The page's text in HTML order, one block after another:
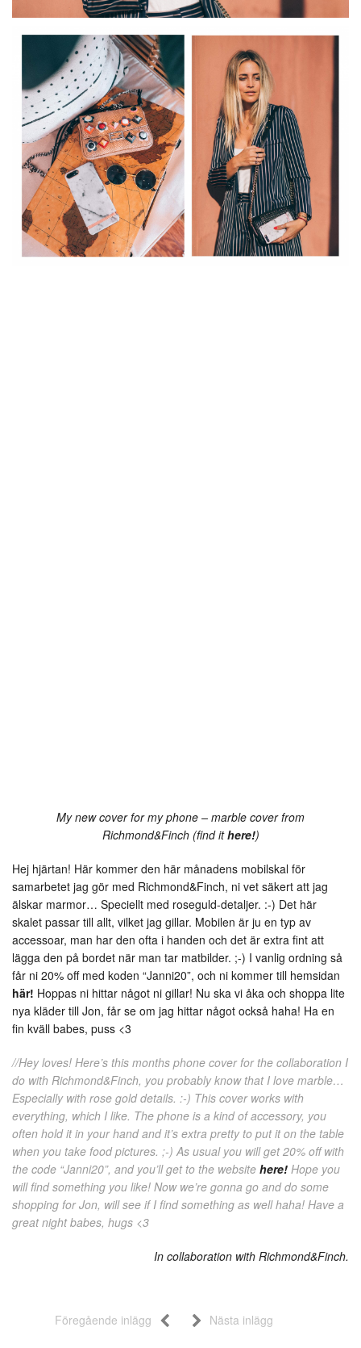
My new cover for my phone – marble cover from
Richmond&Finch (find ithere!)
Hej hjärtan! Här kommer den här månadens mobilskal för
samarbetet jag gör med Richmond&Finch, ni vet säkert att jag
älskar marmor… Speciellt med roseguld-detaljer. :-) Det här
skalet passar till allt, vilket jag gillar. Mobilen är ju en typ av
accessoar, man har den ofta i handen och det är extra fint att
lägga den på bordet när man tar matbilder. ;-) I vanlig ordning så
får ni 20% off med koden “Janni20”, och ni kommer till hemsidan
här! Hoppas ni hittar något ni gillar! Nu ska vi åka och shoppa lite
nya kläder till Jon, får se om jag hittar något också haha! Ha en
fin kväll babes, puss <3
//Hey loves! Here’s this months phone cover for the collaboration I
do with Richmond&Finch, you probably know that I love marble…
Especially with rose gold details. :-) This cover works with
everything, which I like. The phone is a kind of accessory, you
often hold it in your hand and it’s extra pretty to put it on the table
when you take food pictures. ;-) As usual you will get 20% off with
the code “Janni20”, and you’ll get to the website here! Hope you
will find something you like! Now we’re gonna go and do some
shopping for Jon, will see if I find something as well haha! Have a
great night babes, hugs <3
In collaboration with Richmond&Finch.
Föregående inlägg Nästa inlägg